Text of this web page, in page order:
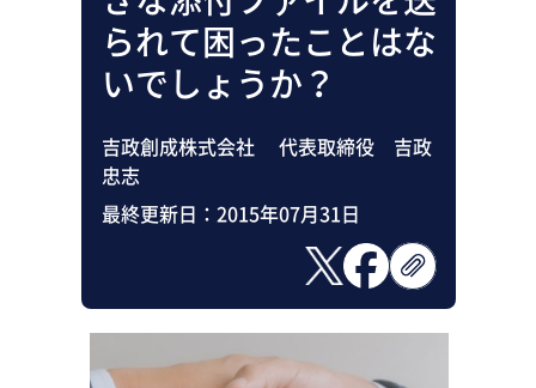
られて困ったことはな
いでしょうか？
吉政創成株式会社 代表取締役 吉政
忠志
最終更新日： 2015年07月31日